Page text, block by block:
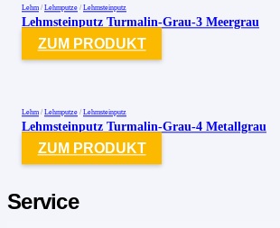
Lehm / Lehmputze / Lehmsteinputz
Lehmsteinputz Turmalin-Grau-3 Meergrau
ZUM PRODUKT
Lehm / Lehmputze / Lehmsteinputz
Lehmsteinputz Turmalin-Grau-4 Metallgrau
ZUM PRODUKT
Service